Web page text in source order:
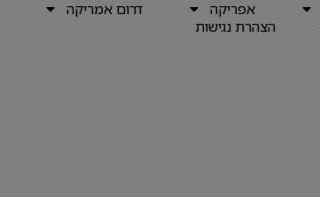
אפריקה דרום אמריקה
הצהרת נגישות